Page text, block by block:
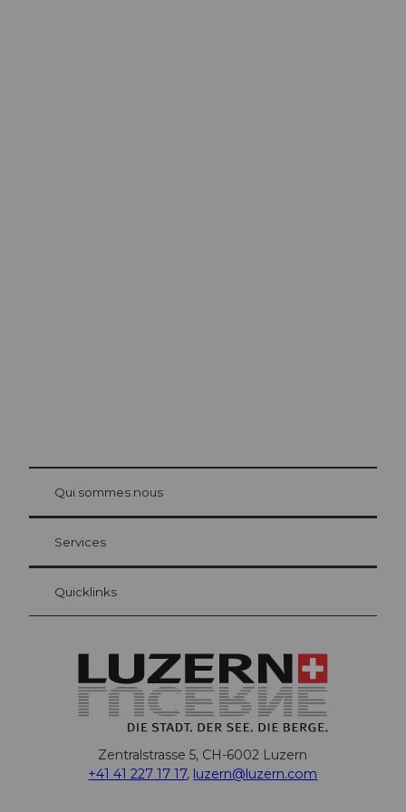
Carte d’hôte Lucerne
Vos avantages en tant qu'hôte pour la nuit
at Bre
Qui sommes nous
Services
Quicklinks
Zentralstrasse 5, CH-6002 Luzern
+41 41 227 17 17, luzern@luzern.com